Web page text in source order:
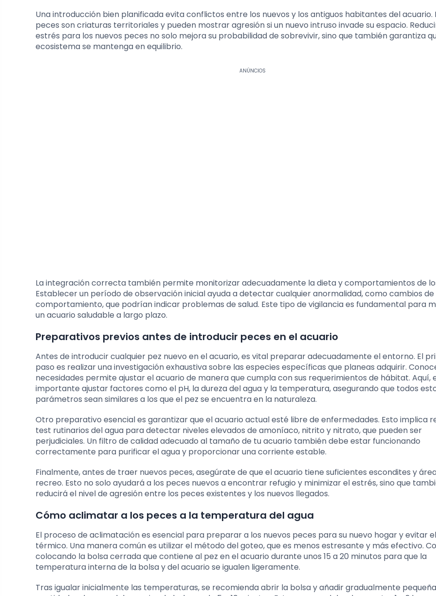
Una introducción bien planificada evita conflictos entre los nuevos y los antiguos habitantes del acuario.
peces son criaturas territoriales y pueden mostrar agresión si un nuevo intruso invade su espacio.
estrés para los nuevos peces no solo mejora su probabilidad de sobrevivir, sino que también garantiza
ecosistema se mantenga en equilibrio.
ANÚNCIOS
La integración correcta también permite monitorizar adecuadamente la dieta y comportamientos de
Establecer un período de observación inicial ayuda a detectar cualquier anormalidad, como cambios
comportamiento, que podrían indicar problemas de salud. Este tipo de vigilancia es fundamental para
un acuario saludable a largo plazo.
Preparativos previos antes de introducir peces en el acuario
Antes de introducir cualquier pez nuevo en el acuario, es vital preparar adecuadamente el entorno. El
paso es realizar una investigación exhaustiva sobre las especies específicas que planeas adquirir.
necesidades permite ajustar el acuario de manera que cumpla con sus requerimientos de hábitat. Aquí,
importante ajustar factores como el pH, la dureza del agua y la temperatura, asegurando que todos
parámetros sean similares a los que el pez se encuentra en la naturaleza.
Otro preparativo esencial es garantizar que el acuario actual esté libre de enfermedades. Esto implica
test rutinarios del agua para detectar niveles elevados de amoníaco, nitrito y nitrato, que pueden ser
perjudiciales. Un filtro de calidad adecuado al tamaño de tu acuario también debe estar funcionando
correctamente para purificar el agua y proporcionar una corriente estable.
Finalmente, antes de traer nuevos peces, asegúrate de que el acuario tiene suficientes escondites y
recreo. Esto no solo ayudará a los peces nuevos a encontrar refugio y minimizar el estrés, sino que
reducirá el nivel de agresión entre los peces existentes y los nuevos llegados.
Cómo aclimatar a los peces a la temperatura del agua
El proceso de aclimatación es esencial para preparar a los nuevos peces para su nuevo hogar y evitar
térmico. Una manera común es utilizar el método del goteo, que es menos estresante y más efectivo.
colocando la bolsa cerrada que contiene al pez en el acuario durante unos 15 a 20 minutos para que la
temperatura interna de la bolsa y del acuario se igualen ligeramente.
Tras igualar inicialmente las temperaturas, se recomienda abrir la bolsa y añadir gradualmente